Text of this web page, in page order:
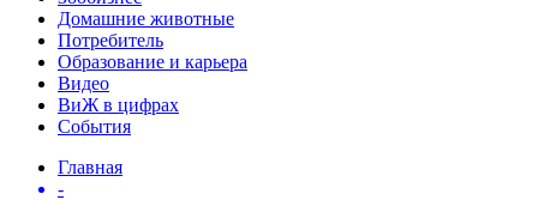
Домашние животные
Потребитель
Образование и карьера
Видео
ВиЖ в цифрах
События
Главная
-